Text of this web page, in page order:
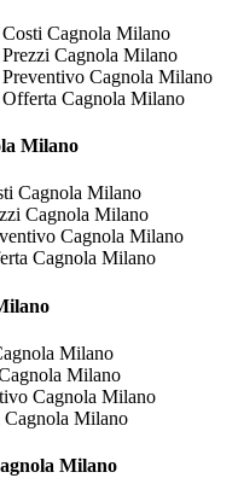
Cagnola Milano
Cagnola Milano
Cagnola Milano
Cagnola Milano
Milano
Cagnola Milano
Cagnola Milano
Cagnola Milano
Cagnola Milano
Milano
Milano
Cagnola Milano
Cagnola Milano
Milano